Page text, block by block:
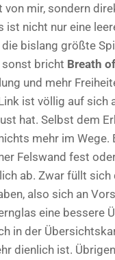
mir, sondern
ist nicht nur eine
bislang größte
sonst bricht Breath
und mehr
ist völlig auf sich
hat. Selbst dem
mehr im Wege.
Felswand fest
ab. Zwar füllt
also sich an
eine bessere
in der
dienlich ist.